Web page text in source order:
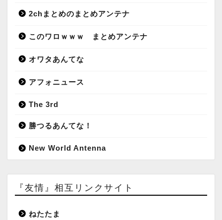
2chまとめのまとめアンテナ
このワロｗｗｗ まとめアンテナ
オワタあんてな
アフォニュース
The 3rd
勝つるあんてな！
New World Antenna
『友情』相互リンクサイト
ねたたま